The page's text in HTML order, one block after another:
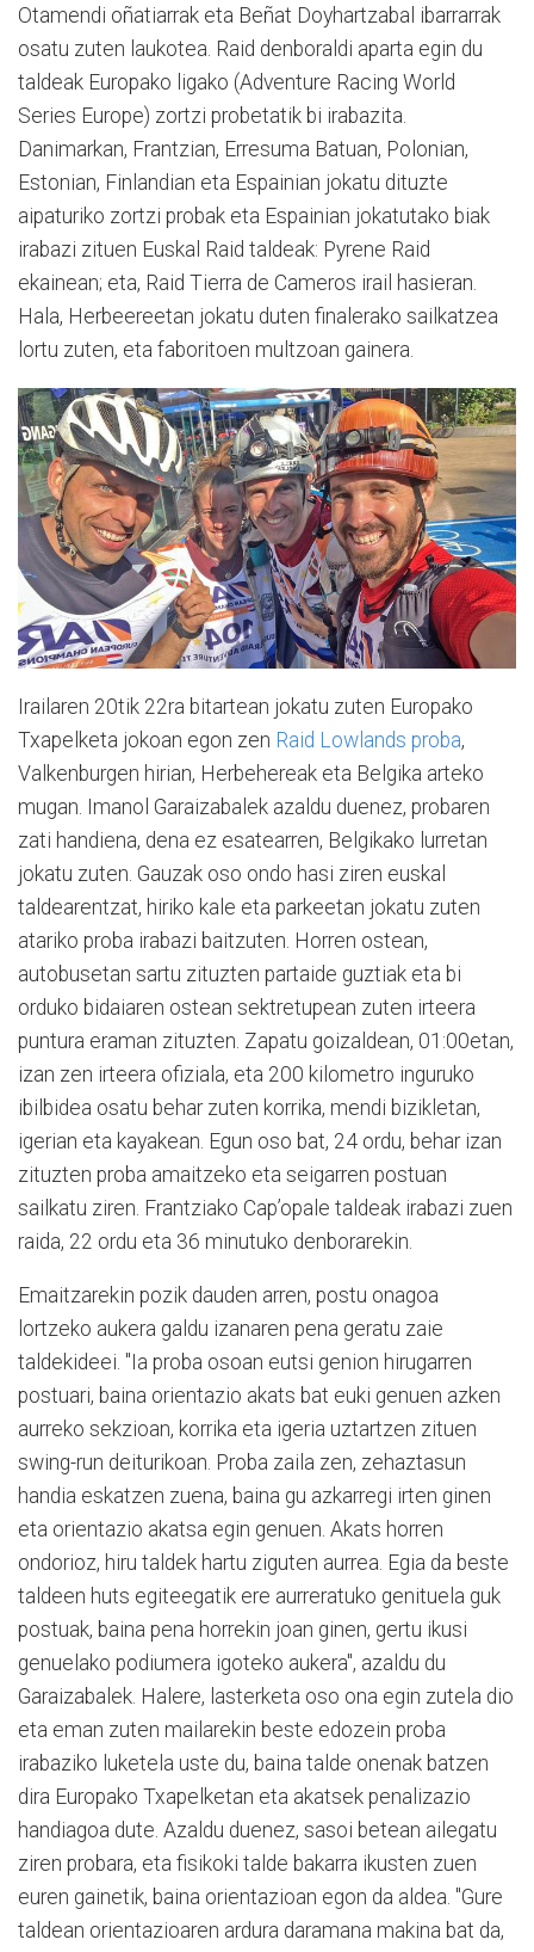
Otamendi oñatiarrak eta Beñat Doyhartzabal ibarrarrak
osatu zuten laukotea. Raid denboraldi aparta egin du
taldeak Europako ligako (Adventure Racing World
Series Europe) zortzi probetatik bi irabazita.
Danimarkan, Frantzian, Erresuma Batuan, Polonian,
Estonian, Finlandian eta Espainian jokatu dituzte
aipaturiko zortzi probak eta Espainian jokatutako biak
irabazi zituen Euskal Raid taldeak: Pyrene Raid
ekainean; eta, Raid Tierra de Cameros irail hasieran.
Hala, Herbeereetan jokatu duten finalerako sailkatzea
lortu zuten, eta faboritoen multzoan gainera.
Irailaren 20tik 22ra bitartean jokatu zuten Europako
Txapelketa jokoan egon zen Raid Lowlands proba,
Valkenburgen hirian, Herbehereak eta Belgika arteko
mugan. Imanol Garaizabalek azaldu duenez, probaren
zati handiena, dena ez esatearren, Belgikako lurretan
jokatu zuten. Gauzak oso ondo hasi ziren euskal
taldearentzat, hiriko kale eta parkeetan jokatu zuten
atariko proba irabazi baitzuten. Horren ostean,
autobusetan sartu zituzten partaide guztiak eta bi
orduko bidaiaren ostean sektretupean zuten irteera
puntura eraman zituzten. Zapatu goizaldean, 01:00etan,
izan zen irteera ofiziala, eta 200 kilometro inguruko
ibilbidea osatu behar zuten korrika, mendi bizikletan,
igerian eta kayakean. Egun oso bat, 24 ordu, behar izan
zituzten proba amaitzeko eta seigarren postuan
sailkatu ziren. Frantziako Cap’opale taldeak irabazi zuen
raida, 22 ordu eta 36 minutuko denborarekin.
Emaitzarekin pozik dauden arren, postu onagoa
lortzeko aukera galdu izanaren pena geratu zaie
taldekideei. "Ia proba osoan eutsi genion hirugarren
postuari, baina orientazio akats bat euki genuen azken
aurreko sekzioan, korrika eta igeria uztartzen zituen
swing-run deiturikoan. Proba zaila zen, zehaztasun
handia eskatzen zuena, baina gu azkarregi irten ginen
eta orientazio akatsa egin genuen. Akats horren
ondorioz, hiru taldek hartu ziguten aurrea. Egia da beste
taldeen huts egiteegatik ere aurreratuko genituela guk
postuak, baina pena horrekin joan ginen, gertu ikusi
genuelako podiumera igoteko aukera", azaldu du
Garaizabalek. Halere, lasterketa oso ona egin zutela dio
eta eman zuten mailarekin beste edozein proba
irabaziko luketela uste du, baina talde onenak batzen
dira Europako Txapelketan eta akatsek penalizazio
handiagoa dute. Azaldu duenez, sasoi betean ailegatu
ziren probara, eta fisikoki talde bakarra ikusten zuen
euren gainetik, baina orientazioan egon da aldea. "Gure
taldean orientazioaren ardura daramana makina bat da,